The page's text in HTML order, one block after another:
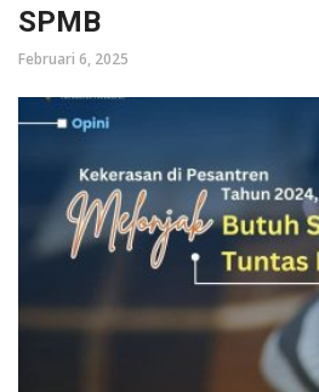
SPMB
Februari 6, 2025